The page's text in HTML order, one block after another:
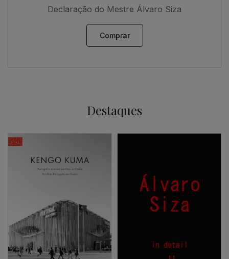
Declaração do Mestre Álvaro Siza
Comprar
Destaques